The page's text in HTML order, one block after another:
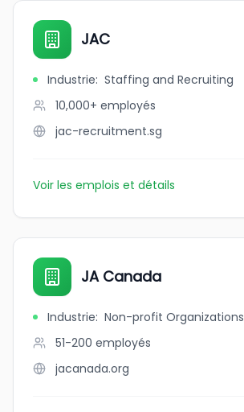
JAC
Industrie: Staffing and Recruiting
10,000+ employés
jac-recruitment.sg
Voir les emplois et détails
JA Canada
Industrie: Non-profit Organizations
51-200 employés
jacanada.org